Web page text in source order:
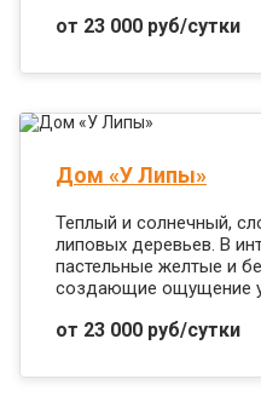
от 23 000 руб/сутки
Дом «У Липы»
Теплый и солнечный,
липовых деревьев. В
пастельные желтые и
создающие ощущение
от 23 000 руб/сутки